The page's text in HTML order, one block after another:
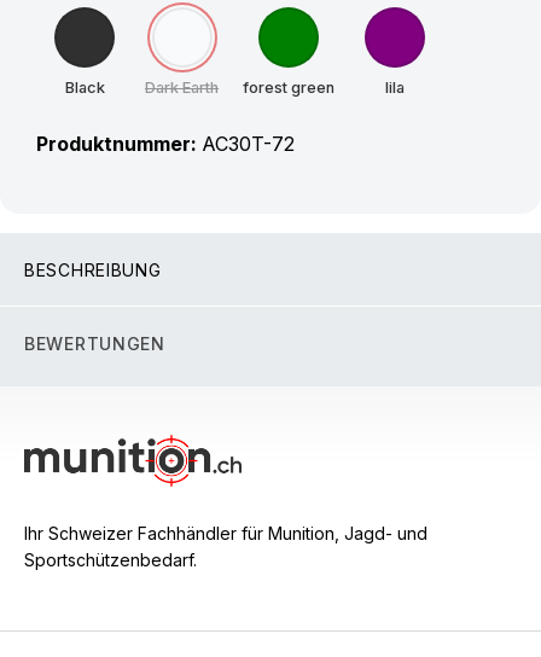
Black Dark Earth
(Diese Option ist zurzeit nicht verfügbar.)
forest green lila
Produktnummer: AC30T-72
BESCHREIBUNG
BEWERTUNGEN
Ihr Schweizer Fachhändler für Munition, Jagd- und
Sportschützenbedarf.